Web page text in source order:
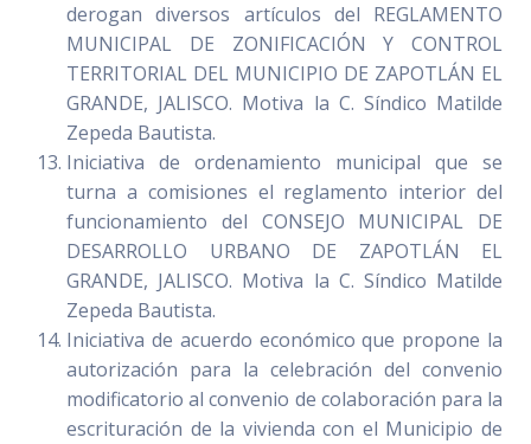
derogan diversos artículos del REGLAMENTO
MUNICIPAL DE ZONIFICACIÓN Y CONTROL
TERRITORIAL DEL MUNICIPIO DE ZAPOTLÁN EL
GRANDE, JALISCO. Motiva la C. Síndico Matilde
Zepeda Bautista.
Iniciativa de ordenamiento municipal que se
turna a comisiones el reglamento interior del
funcionamiento del CONSEJO MUNICIPAL DE
DESARROLLO URBANO DE ZAPOTLÁN EL
GRANDE, JALISCO. Motiva la C. Síndico Matilde
Zepeda Bautista.
Iniciativa de acuerdo económico que propone la
autorización para la celebración del convenio
modificatorio al convenio de colaboración para la
escrituración de la vivienda con el Municipio de